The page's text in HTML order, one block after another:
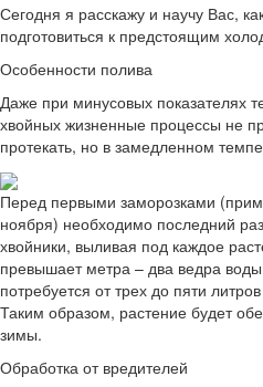
Сегодня я расскажу и научу Вас,
подготовиться к предстоящим
Особенности полива
Даже при минусовых показателях
хвойных жизненные процессы не
протекать, но в замедленном
Перед первыми заморозками
ноября) необходимо последний
хвойники, выливая под каждое
превышает метра – два ведра
потребуется от трех до пяти
Таким образом, растение будет
зимы.
Обработка от вредителей